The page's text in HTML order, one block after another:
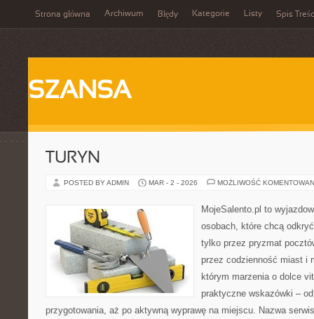
Strona główna Archiwum Błędy Kategorie Listy Spis
SZANSA
TURYN
POSTED BY ADMIN MAR - 2 - 2026 MOŻLIWOŚĆ
MojeSalento.pl to
osobach, które chcą
tylko przez pryzmat
przez codzienność miast i
którym marzenia o dolce
praktyczne wskazówki –
przygotowania, aż po aktywną wyprawę na miejscu. Nazwa